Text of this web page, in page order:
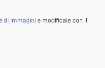
di immagini e modificale con il